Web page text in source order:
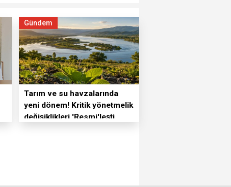
Gündem
Tarım ve su havzalarında
yeni dönem! Kritik yönetmelik
değişiklikleri 'Resmi'leşti